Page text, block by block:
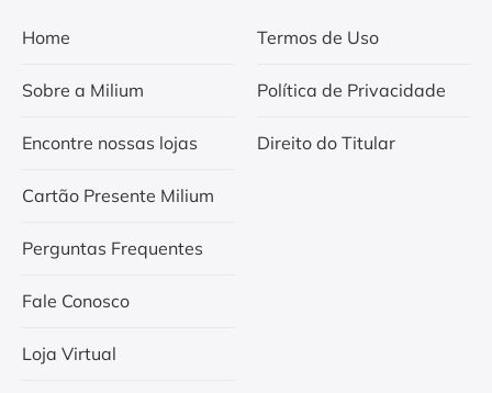
Home
Sobre a Milium
Encontre nossas lojas
Cartão Presente Milium
Perguntas Frequentes
Fale Conosco
Loja Virtual
Termos de Uso
Política de Privacidade
Direito do Titular